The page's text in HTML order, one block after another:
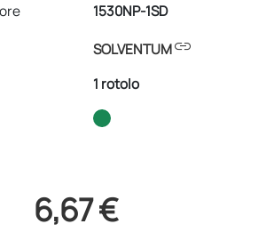
1530NP-1SD
SOLVENTUMlink
1 rotolo
6,67 €